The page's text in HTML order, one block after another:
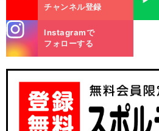
チャンネル登録
m
Instagramで
フォローする